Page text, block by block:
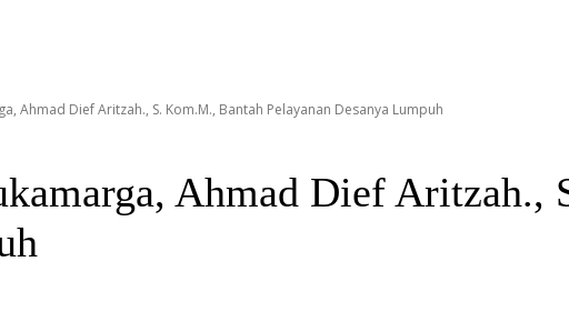
Ahmad Dief Aritzah., S. Kom.M., Bantah Pelayanan Desanya Lumpuh
Ahmad Dief Aritzah.,